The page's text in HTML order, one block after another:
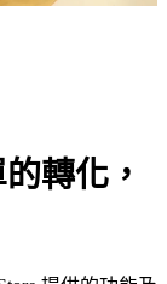
轉化，